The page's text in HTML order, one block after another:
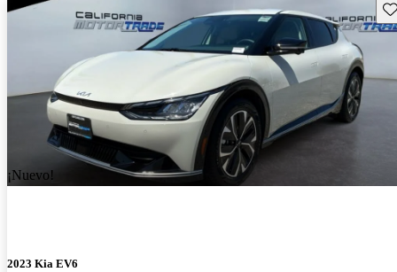
¡Nuevo!
2023 Kia EV6